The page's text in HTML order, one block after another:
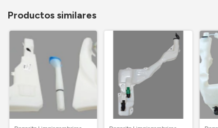
Productos similares